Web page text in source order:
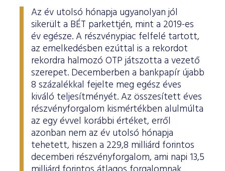
Az év utolsó hónapja ugyanolyan jól
sikerült a BÉT parkettjén, mint a 2019-es
év egésze. A részvénypiac felfelé tartott,
az emelkedésben ezúttal is a rekordot
rekordra halmozó OTP játszotta a vezető
szerepet. Decemberben a bankpapír újabb
8 százalékkal fejelte meg egész éves
kiváló teljesítményét. Az összesített éves
részvényforgalom kismértékben alulmúlta
az egy évvel korábbi értéket, erről
azonban nem az év utolsó hónapja
tehetett, hiszen a 229,8 milliárd forintos
decemberi részvényforgalom, ami napi 13,5